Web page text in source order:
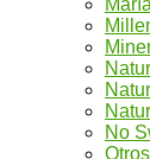
No
Otros